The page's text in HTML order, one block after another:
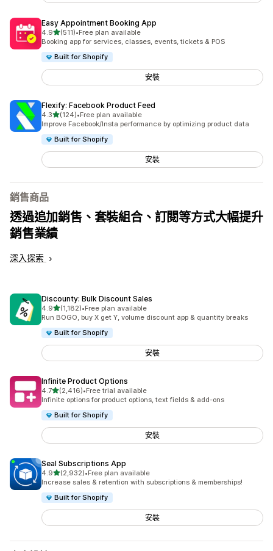
Easy Appointment Booking App
4.9滿分 5 顆星
(511)
共有 511 則評價
•Free plan available
Booking app for services, classes, events, tickets & POS
Built for Shopify
安裝
Flexify: Facebook Product Feed
4.3滿分 5 顆星
(124)
共有 124 則評價
•Free plan available
Improve Facebook/Insta performance by optimizing product data
Built for Shopify
安裝
銷售商品
透過追加銷售、套裝組合、訂閱等方式大幅提升
銷售業績
深入探索
Discounty: Bulk Discount Sales
4.9滿分 5 顆星
(1,182)
共有 1182 則評價
•Free plan available
Run BOGO, buy X get Y, volume discount app & quantity breaks
Built for Shopify
安裝
Infinite Product Options
4.7滿分 5 顆星
(2,416)
共有 2416 則評價
•Free trial available
Infinite options for product options, text fields & add-ons
Built for Shopify
安裝
Seal Subscriptions App
4.9滿分 5 顆星
(2,932)
共有 2932 則評價
•Free plan available
Increase sales & retention with subscriptions & memberships!
Built for Shopify
安裝